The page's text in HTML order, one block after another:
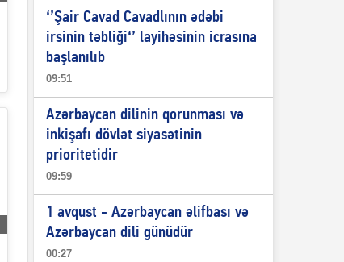
‘’Şair Cavad Cavadlının ədəbi
irsinin təbliği‘’ layihəsinin icrasına
başlanılıb
09:51
Azərbaycan dilinin qorunması və
inkişafı dövlət siyasətinin
prioritetidir
09:59
1 avqust - Azərbaycan əlifbası və
Azərbaycan dili günüdür
00:27